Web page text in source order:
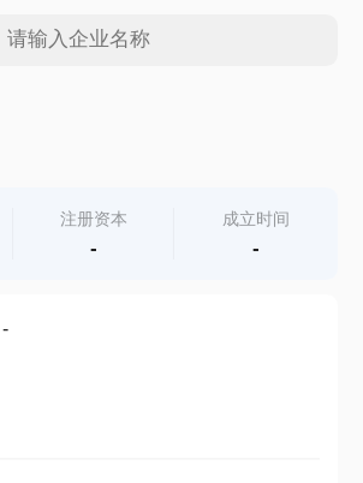
注册资本
-
成立时间
-
-